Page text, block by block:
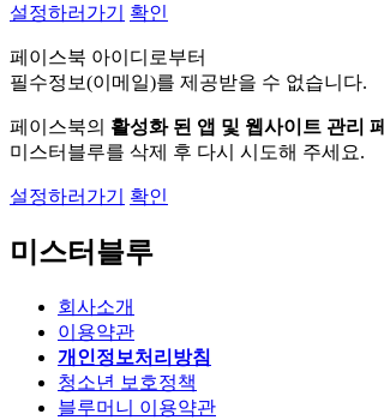
설정하러가기 확인
페이스북 아이디로부터
필수정보(이메일)를 제공받을 수 없습니다.
페이스북의 활성화 된 앱 및 웹사이트 관리
미스터블루를 삭제 후 다시 시도해 주세요.
설정하러가기 확인
미스터블루
회사소개
이용약관
개인정보처리방침
청소년 보호정책
블루머니 이용약관